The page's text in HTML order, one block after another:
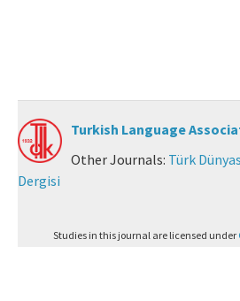
Turkish Language
Other Journals: Türk
Dergisi
Studies in this journal are licensed under